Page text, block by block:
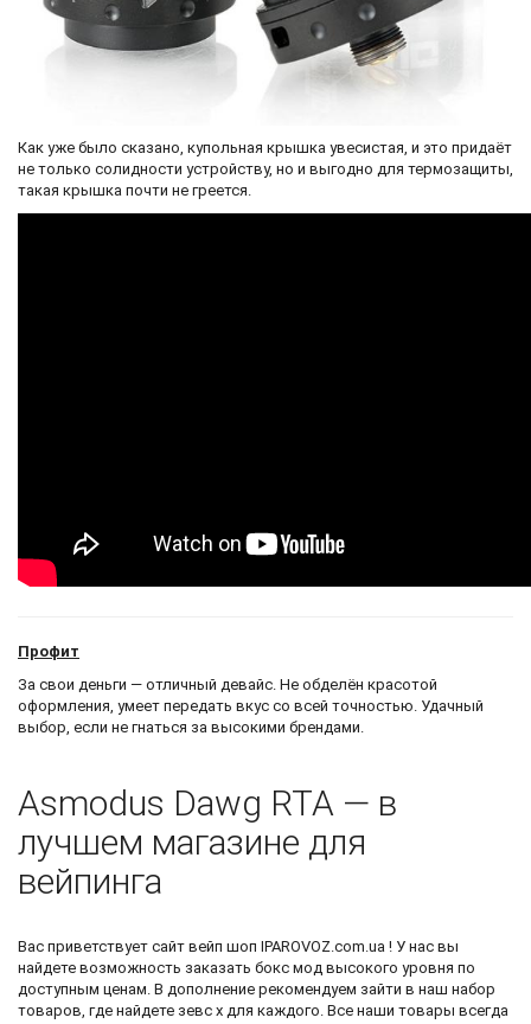
Как уже было сказано, купольная крышка увесистая, и это придаёт
не только солидности устройству, но и выгодно для термозащиты,
такая крышка почти не греется.
Профит
За свои деньги — отличный девайс. Не обделён красотой
оформления, умеет передать вкус со всей точностью. Удачный
выбор, если не гнаться за высокими брендами.
Asmodus Dawg RTA — в
лучшем магазине для
вейпинга
Вас приветствует сайт вейп шоп IPAROVOZ.com.ua ! У нас вы
найдете возможность заказать бокс мод высокого уровня по
доступным ценам. В дополнение рекомендуем зайти в наш набор
товаров, где найдете зевс х для каждого. Все наши товары всегда